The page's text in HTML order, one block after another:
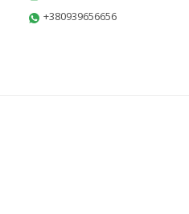
+380939656656